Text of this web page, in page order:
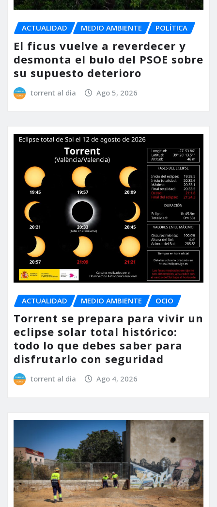
ACTUALIDAD MEDIO AMBIENTE POLÍTICA
El ficus vuelve a reverdecer y
desmonta el bulo del PSOE sobre
su supuesto deterioro
torrent al dia Ago 5, 2026
ACTUALIDAD MEDIO AMBIENTE OCIO
Torrent se prepara para vivir un
eclipse solar total histórico:
todo lo que debes saber para
disfrutarlo con seguridad
torrent al dia Ago 4, 2026